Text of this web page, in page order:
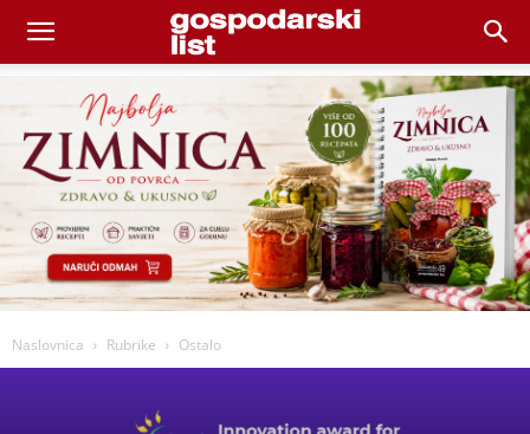
Naslovnica Rubrike Ostalo